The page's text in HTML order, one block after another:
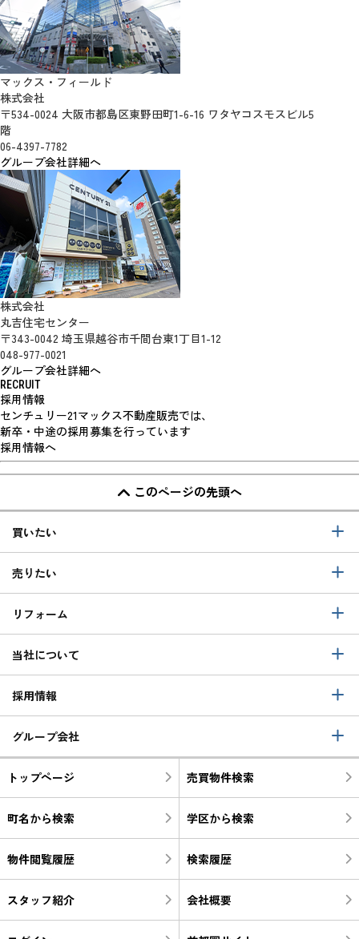
マックス・フィールド
株式会社
〒534-0024 大阪市都島区東野田町1-6-16 ワタヤコスモスビル5
階
06-4397-7782
グループ会社詳細へ
株式会社
丸吉住宅センター
〒343-0042 埼玉県越谷市千間台東1丁目1-12
048-977-0021
グループ会社詳細へ
RECRUIT
採用情報
センチュリー21マックス不動産販売では、
新卒・中途の採用募集を行っています
採用情報へ
このページの先頭へ
買いたい
売りたい
リフォーム
当社について
採用情報
グループ会社
トップページ 売買物件検索
町名から検索 学区から検索
物件閲覧履歴 検索履歴
スタッフ紹介 会社概要